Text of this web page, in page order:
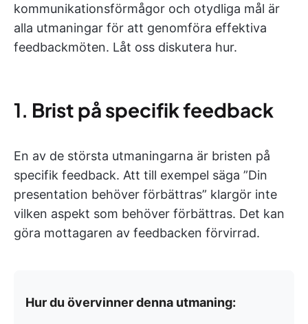
kommunikationsförmågor och otydliga mål är
alla utmaningar för att genomföra effektiva
feedbackmöten. Låt oss diskutera hur.
1. Brist på specifik feedback
En av de största utmaningarna är bristen på
specifik feedback. Att till exempel säga ”Din
presentation behöver förbättras” klargör inte
vilken aspekt som behöver förbättras. Det kan
göra mottagaren av feedbacken förvirrad.
Hur du övervinner denna utmaning: